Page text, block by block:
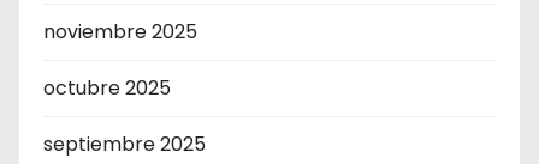
noviembre 2025
octubre 2025
septiembre 2025